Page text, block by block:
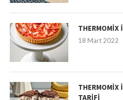
THERMOMİX
18 Mart 2022
THERMOMİX
TARİFİ